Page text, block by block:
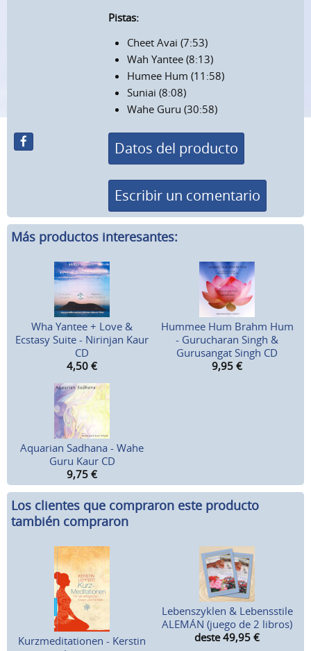
Pistas:
Cheet Avai (7:53)
Wah Yantee (8:13)
Humee Hum (11:58)
Suniai (8:08)
Wahe Guru (30:58)
Datos del producto
Escribir un comentario
Más productos interesantes:
Wha Yantee + Love &
Ecstasy Suite - Nirinjan Kaur
CD
4,50 €
Hummee Hum Brahm Hum
- Gurucharan Singh &
Gurusangat Singh CD
9,95 €
Aquarian Sadhana - Wahe
Guru Kaur CD
9,75 €
Los clientes que compraron este producto
también compraron
Kurzmeditationen - Kerstin
Lebenszyklen & Lebensstile
ALEMÁN (juego de 2 libros)
deste 49,95 €